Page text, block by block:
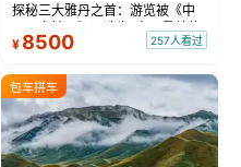
探秘三大雅丹之首：游览被《中
国国家地理》评选为“中国最美的
三大雅丹”第一名的克拉玛依魔鬼
瓦人最大村落——禾木村，欣赏
晨雾与小木...
¥ 8500 257人看过
包车拼车